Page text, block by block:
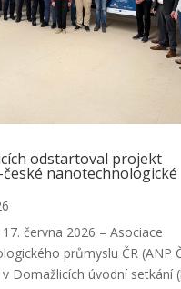
odstartoval projekt
nanotechnologické
června 2026 – Asociace
průmyslu ČR (ANP
Domažlicích úvodní setkání